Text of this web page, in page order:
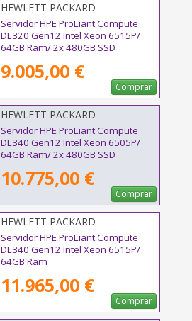
HEWLETT PACKARD
ENTERPRISE - P87783-425
Servidor HPE ProLiant Compute
DL320 Gen12 Intel Xeon 6515P/
64GB Ram/ 2x 480GB SSD
9.005,00 €
Comprar
HEWLETT PACKARD
ENTERPRISE - P87782-425
Servidor HPE ProLiant Compute
DL340 Gen12 Intel Xeon 6505P/
64GB Ram/ 2x 480GB SSD
10.775,00 €
Comprar
HEWLETT PACKARD
ENTERPRISE - P87741-425
Servidor HPE ProLiant Compute
DL340 Gen12 Intel Xeon 6515P/
64GB Ram
11.965,00 €
Comprar